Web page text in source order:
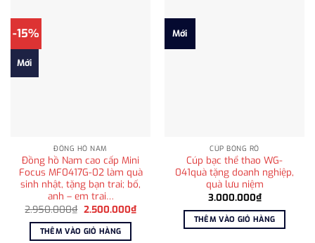
-15%
Mới
ĐỒNG HỒ NAM
Đồng hồ Nam cao cấp Mini
Focus MF0417G-02 làm quà
sinh nhật, tặng bạn trai; bố,
anh – em trai…
2.950.000₫ Giá
là:
2.950.000₫.
2.500.000₫Giá
hiện
THÊM VÀO GIỎ HÀNG
Mới
CÚP BÓNG RỔ
Cúp bạc thể thao WG-
041quà tặng doanh nghiệp,
quà lưu niệm
3.000.000₫
THÊM VÀO GIỎ HÀNG